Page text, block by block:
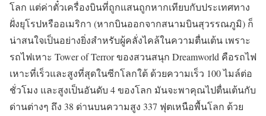
โลก แต่ค่าตั๋วเครื่องบินที่ถูกแสนถูกหากเทียบกับประเทศทาง
ฝั่งยุโรปหรืออเมริกา (หากบินออกจากสนามบินสุวรรณภูมิ) ก็
น่าสนใจเป็นอย่างยิ่งสำหรับผู้คลั่งไคล้ในความตื่นเต้น เพราะ
รถไฟเหาะ Tower of Terror ของสวนสนุก Dreamworld คือรถไฟ
เหาะที่เร็วและสูงที่สุดในซีกโลกใต้ ด้วยความเร็ว 100 ไมล์ต่อ
ชั่วโมง และสูงเป็นอันดับ 4 ของโลก มันจะพาคุณไปตื่นเต้นกับ
ด่านต่างๆ ถึง 38 ด่านบนความสูง 337 ฟุตเหนือพื้นโลก ด้วย